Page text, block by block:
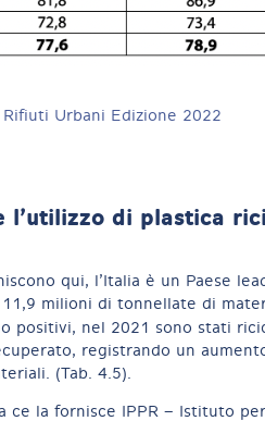
Rifiuti Urbani Edizione 2022
l’utilizzo di plastica
qui, l’Italia è un Paese
milioni di tonnellate di
positivi, nel 2021 sono stati
registrando un
(Tab. 4.5).
ce la fornisce IPPR – Istituto